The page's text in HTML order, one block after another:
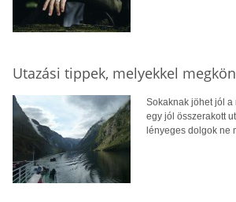
Utazási tippek, melyekkel
Sokaknak jöhet jól a
egy jól összerakott
lényeges dolgok ne